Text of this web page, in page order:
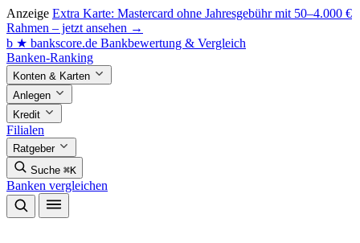
Anzeige Extra Karte: Mastercard ohne Jahresgebühr mit 50–4.000 €
Rahmen – jetzt ansehen →
b ★ bankscore.de Bankbewertung & Vergleich
Banken-Ranking
Konten & Karten
Anlegen
Kredit
Filialen
Ratgeber
Suche ⌘K
Banken vergleichen